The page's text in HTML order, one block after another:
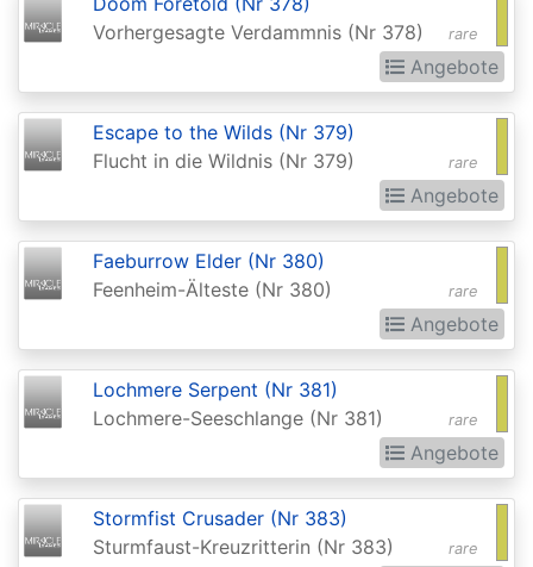
for
Battlebond
Beta
Kamigawa
Bloomburrow:
Extras
Born
the
Gods
rare
Vorhergesagte Verdammnis (Nr 378)
Angebote
rare
Escape to the Wilds (Nr 379)
Flucht in die Wildnis (Nr 379)
Angebote
rare
Faeburrow Elder (Nr 380)
Feenheim-Älteste (Nr 380)
Angebote
rare
Lochmere Serpent (Nr 381)
Lochmere-Seeschlange (Nr 381)
Angebote
rare
Stormfist Crusader (Nr 383)
Sturmfaust-Kreuzritterin (Nr 383)